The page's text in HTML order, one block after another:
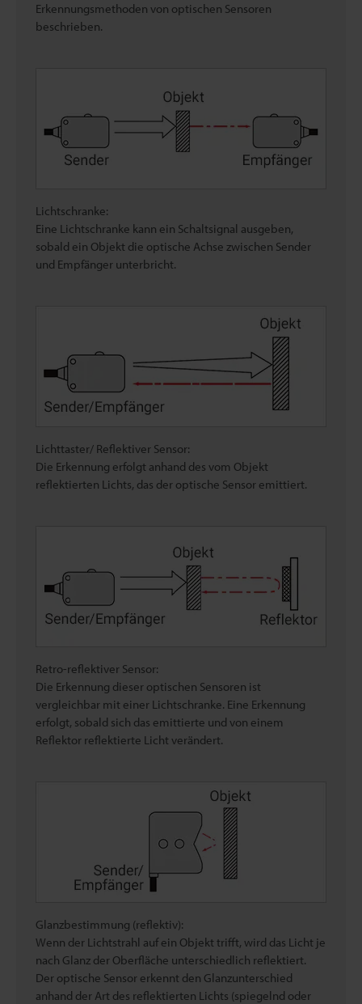
Erkennungsmethoden von optischen Sensoren
beschrieben.
Lichtschranke:
Eine Lichtschranke kann ein Schaltsignal ausgeben,
sobald ein Objekt die optische Achse zwischen Sender
und Empfänger unterbricht.
Lichttaster/ Reflektiver Sensor:
Die Erkennung erfolgt anhand des vom Objekt
reflektierten Lichts, das der optische Sensor emittiert.
Retro-reflektiver Sensor:
Die Erkennung dieser optischen Sensoren ist
vergleichbar mit einer Lichtschranke. Eine Erkennung
erfolgt, sobald sich das emittierte und von einem
Reflektor reflektierte Licht verändert.
Glanzbestimmung (reflektiv):
Wenn der Lichtstrahl auf ein Objekt trifft, wird das Licht je
nach Glanz der Oberfläche unterschiedlich reflektiert.
Der optische Sensor erkennt den Glanzunterschied
anhand der Art des reflektierten Lichts (spiegelnd oder